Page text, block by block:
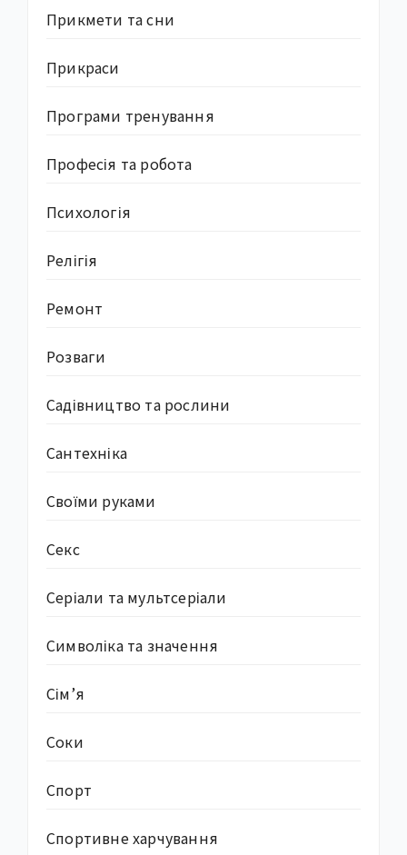
Прикмети та сни
Прикраси
Програми тренування
Професія та робота
Психологія
Релігія
Ремонт
Розваги
Садівництво та рослини
Сантехніка
Своїми руками
Секс
Серіали та мультсеріали
Символіка та значення
Сім’я
Соки
Спорт
Спортивне харчування